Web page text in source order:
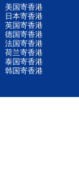
美国寄香港
日本寄香港
英国寄香港
德国寄香港
法国寄香港
荷兰寄香港
泰国寄香港
韩国寄香港